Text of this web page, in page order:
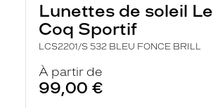
Lunettes de soleil Le
Coq Sportif
LCS2201/S 532 BLEU FONCE BRILL
À partir de
99,00 €